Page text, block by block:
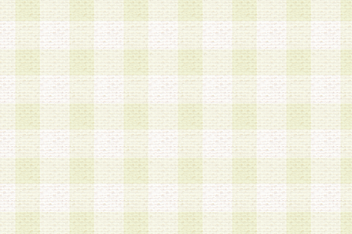
4.会員は、複数のログインＩＤおよびパスワード
いものとします。
第4条 ログインIDおよびパスワードの管理
1.会員は、会員登録後、本サイト内にて本サービ
加する際には、前条に基づき当社から付与された
スワードを使用するものとします。
2.登録の際に当社が付与したログインIDおよびパ
の使用に関しては、全て会員本人がその責任を負
3.会員は、当社から付与されたログインIDおよび